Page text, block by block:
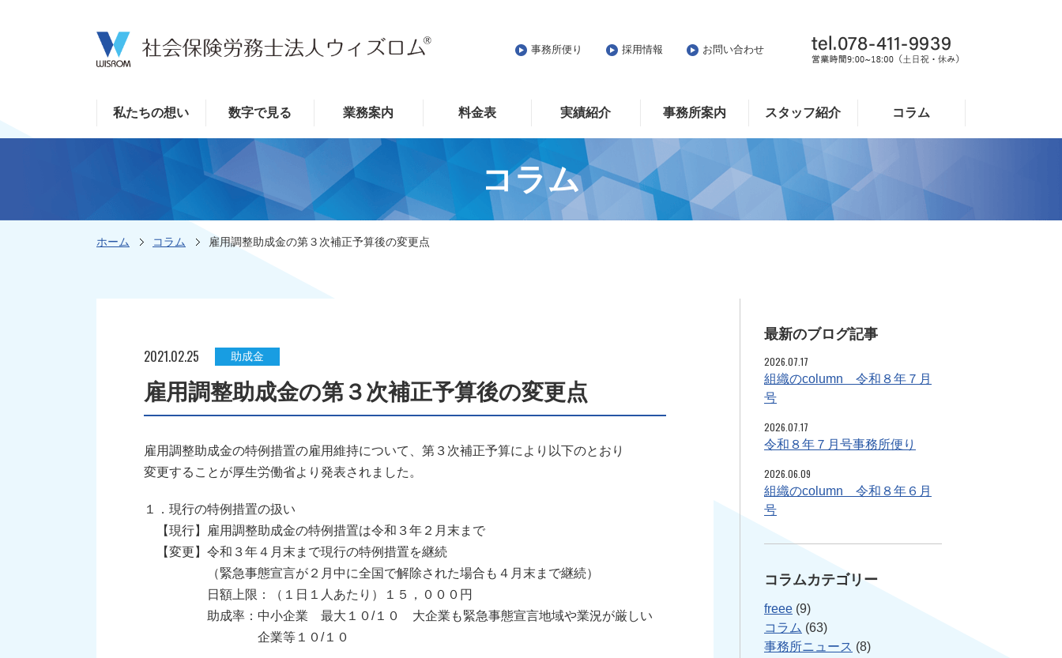
事務所便り 採用情報 お問い合わせ
私たちの想い 数字で見る 業務案内 料金表 実績紹介 事務所案内 スタッフ紹介 コラム
コラム
ホーム コラム 雇用調整助成金の第３次補正予算後の変更点
2021.02.25 助成金
雇用調整助成金の第３次補正予算後の変更点
雇用調整助成金の特例措置の雇用維持について、第３次補正予算により以下のとおり
変更することが厚生労働省より発表されました。
１．現行の特例措置の扱い
【現行】雇用調整助成金の特例措置は令和３年２月末まで
【変更】令和３年４月末まで現行の特例措置を継続
（緊急事態宣言が２月中に全国で解除された場合も４月末まで継続）
日額上限：（１日１人あたり）１５，０００円
助成率：中小企業 最大１０/１０ 大企業も緊急事態宣言地域や業況が厳しい
企業等１０/１０
最新のブログ記事
2026.07.17
組織のcolumn 令和８年７月
号
2026.07.17
令和８年７月号事務所便り
2026.06.09
組織のcolumn 令和８年６月
号
コラムカテゴリー
freee (9)
コラム (63)
事務所ニュース (8)